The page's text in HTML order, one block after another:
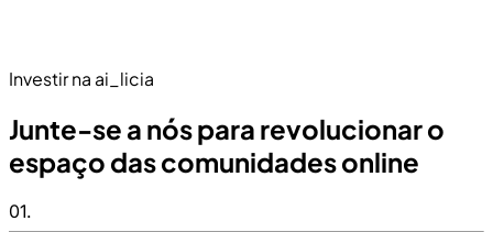
Investir na ai_licia
Junte-se a nós para revolucionar o
espaço das comunidades online
01.